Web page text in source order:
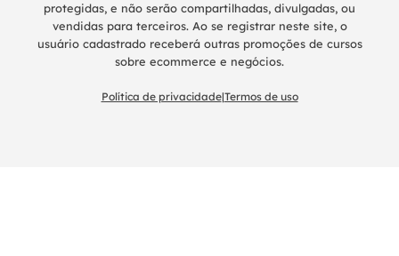
protegidas, e não serão compartilhadas, divulgadas, ou
vendidas para terceiros. Ao se registrar neste site, o
usuário cadastrado receberá outras promoções de cursos
sobre ecommerce e negócios.
Política de privacidade|Termos de uso